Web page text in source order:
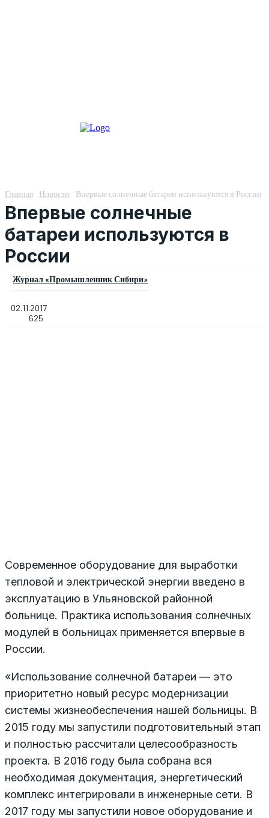
Главная Новости Впервые солнечные батареи используются в России
Впервые солнечные
батареи используются в
России
Журнал «Промышленник Сибири»
02.11.2017
625
Современное оборудование для выработки
тепловой и электрической энергии введено в
эксплуатацию в Ульяновской районной
больнице. Практика использования солнечных
модулей в больницах применяется впервые в
России.
«Использование солнечной батареи — это
приоритетно новый ресурс модернизации
системы жизнеобеспечения нашей больницы. В
2015 году мы запустили подготовительный этап
и полностью рассчитали целесообразность
проекта. В 2016 году была собрана вся
необходимая документация, энергетический
комплекс интегрировали в инженерные сети. В
2017 году мы запустили новое оборудование и